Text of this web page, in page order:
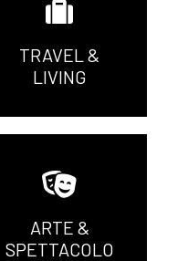
nel mio
TRAVEL &
LIVING
ARTE &
SPETTACOLO